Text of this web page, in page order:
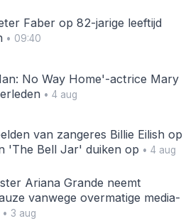
Faber op 82-jarige leeftijd
• 09:40
No Way Home'-actrice Mary
• 4 aug
van zangeres Billie Eilish op
'The Bell Jar' duiken op • 4 aug
Ariana Grande neemt
vanwege overmatige media-
• 3 aug